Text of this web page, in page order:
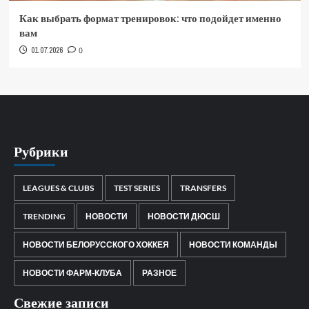
Как выбрать формат тренировок: что подойдет именно
вам
01.07.2026 0
Рубрики
LEAGUES & CLUBS TEST SERIES TRANSFERS
TRENDING НОВОСТИ НОВОСТИ ДЮСШ
НОВОСТИ БЕЛОРУССКОГО ХОККЕЯ НОВОСТИ КОМАНДЫ
НОВОСТИ ФАРМ-КЛУБА РАЗНОЕ
Свежие записи